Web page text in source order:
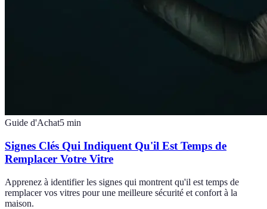
Guide d'Achat5 min
Signes Clés Qui Indiquent Qu'il Est Temps de
Remplacer Votre Vitre
Apprenez à identifier les signes qui montrent qu'il est temps de
remplacer vos vitres pour une meilleure sécurité et confort à la
maison.